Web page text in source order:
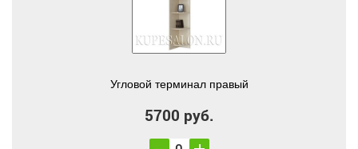
Угловой терминал правый
5700 руб.